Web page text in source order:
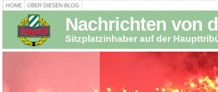
HOME ÜBER DIESEN BLOG
Nachrichten von
Sitzplatzinhaber auf der